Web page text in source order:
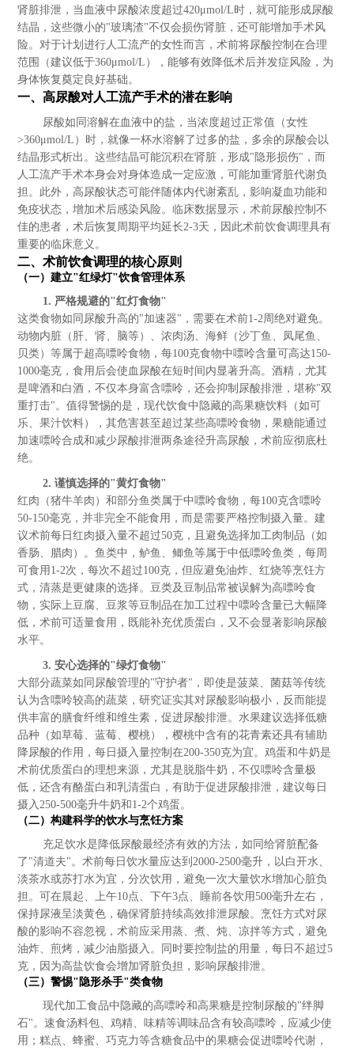
肾脏排泄，当血液中尿酸浓度超过420μmol/L时，就可能形成尿酸
结晶，这些微小的"玻璃渣"不仅会损伤肾脏，还可能增加手术风
险。对于计划进行人工流产的女性而言，术前将尿酸控制在合理
范围（建议低于360μmol/L），能够有效降低术后并发症风险，为
身体恢复奠定良好基础。
一、高尿酸对人工流产手术的潜在影响
尿酸如同溶解在血液中的盐，当浓度超过正常值（女性
>360μmol/L）时，就像一杯水溶解了过多的盐，多余的尿酸会以
结晶形式析出。这些结晶可能沉积在肾脏，形成"隐形损伤"，而
人工流产手术本身会对身体造成一定应激，可能加重肾脏代谢负
担。此外，高尿酸状态可能伴随体内代谢紊乱，影响凝血功能和
免疫状态，增加术后感染风险。临床数据显示，术前尿酸控制不
佳的患者，术后恢复周期平均延长2-3天，因此术前饮食调理具有
重要的临床意义。
二、术前饮食调理的核心原则
（一）建立"红绿灯"饮食管理体系
1. 严格规避的"红灯食物"
这类食物如同尿酸升高的"加速器"，需要在术前1-2周绝对避免。
动物内脏（肝、肾、脑等）、浓肉汤、海鲜（沙丁鱼、凤尾鱼、
贝类）等属于超高嘌呤食物，每100克食物中嘌呤含量可高达150-
1000毫克，食用后会使血尿酸在短时间内显著升高。酒精，尤其
是啤酒和白酒，不仅本身富含嘌呤，还会抑制尿酸排泄，堪称"双
重打击"。值得警惕的是，现代饮食中隐藏的高果糖饮料（如可
乐、果汁饮料），其危害甚至超过某些高嘌呤食物，果糖能通过
加速嘌呤合成和减少尿酸排泄两条途径升高尿酸，术前应彻底杜
绝。
2. 谨慎选择的"黄灯食物"
红肉（猪牛羊肉）和部分鱼类属于中嘌呤食物，每100克含嘌呤
50-150毫克，并非完全不能食用，而是需要严格控制摄入量。建
议术前每日红肉摄入量不超过50克，且避免选择加工肉制品（如
香肠、腊肉）。鱼类中，鲈鱼、鲫鱼等属于中低嘌呤鱼类，每周
可食用1-2次，每次不超过100克，但应避免油炸、红烧等烹饪方
式，清蒸是更健康的选择。豆类及豆制品常被误解为高嘌呤食
物，实际上豆腐、豆浆等豆制品在加工过程中嘌呤含量已大幅降
低，术前可适量食用，既能补充优质蛋白，又不会显著影响尿酸
水平。
3. 安心选择的"绿灯食物"
大部分蔬菜如同尿酸管理的"守护者"，即使是菠菜、菌菇等传统
认为含嘌呤较高的蔬菜，研究证实其对尿酸影响极小，反而能提
供丰富的膳食纤维和维生素，促进尿酸排泄。水果建议选择低糖
品种（如草莓、蓝莓、樱桃），樱桃中含有的花青素还具有辅助
降尿酸的作用，每日摄入量控制在200-350克为宜。鸡蛋和牛奶是
术前优质蛋白的理想来源，尤其是脱脂牛奶，不仅嘌呤含量极
低，还含有酪蛋白和乳清蛋白，有助于促进尿酸排泄，建议每日
摄入250-500毫升牛奶和1-2个鸡蛋。
（二）构建科学的饮水与烹饪方案
充足饮水是降低尿酸最经济有效的方法，如同给肾脏配备
了"清道夫"。术前每日饮水量应达到2000-2500毫升，以白开水、
淡茶水或苏打水为宜，分次饮用，避免一次大量饮水增加心脏负
担。可在晨起、上午10点、下午3点、睡前各饮用500毫升左右，
保持尿液呈淡黄色，确保肾脏持续高效排泄尿酸。烹饪方式对尿
酸的影响不容忽视，术前应采用蒸、煮、炖、凉拌等方式，避免
油炸、煎烤，减少油脂摄入。同时要控制盐的用量，每日不超过5
克，因为高盐饮食会增加肾脏负担，影响尿酸排泄。
（三）警惕"隐形杀手"类食物
现代加工食品中隐藏的高嘌呤和高果糖是控制尿酸的"绊脚
石"。速食汤料包、鸡精、味精等调味品含有较高嘌呤，应减少使
用；糕点、蜂蜜、巧克力等含糖食品中的果糖会促进嘌呤代谢，